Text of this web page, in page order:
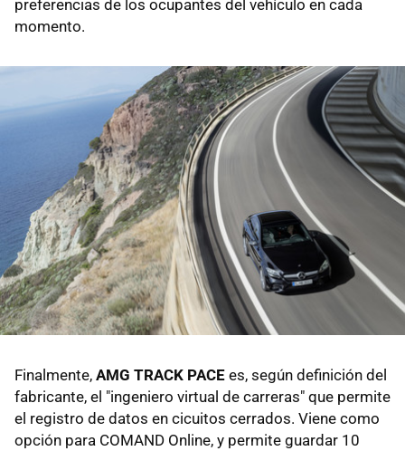
preferencias de los ocupantes del vehículo en cada
momento.
Finalmente, AMG TRACK PACE es, según definición del
fabricante, el "ingeniero virtual de carreras" que permite
el registro de datos en cicuitos cerrados. Viene como
opción para COMAND Online, y permite guardar 10